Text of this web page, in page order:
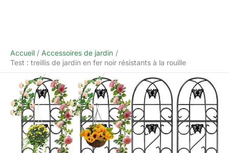
Accueil
Accessoires de jardin
Test : treillis de jardin en fer noir résistants à la rouille